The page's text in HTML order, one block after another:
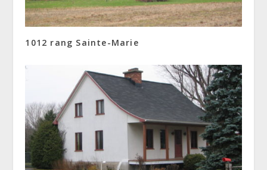
1012 rang Sainte-Marie